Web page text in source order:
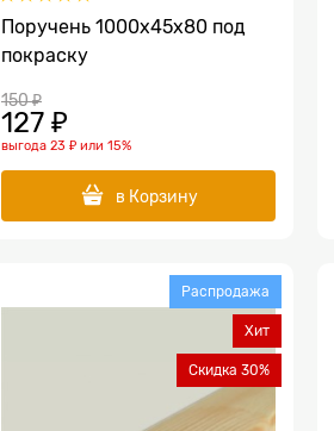
Поручень 1000х45х80 под
покраску
150 ₽
127 ₽
выгода 23 ₽ или 15%
в Корзину
Распродажа
Хит
Скидка 30%